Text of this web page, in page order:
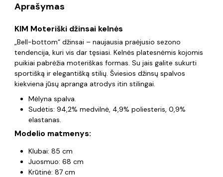
Aprašymas
KIM Moteriški džinsai kelnės
„Bell-bottom“ džinsai – naujausia praėjusio sezono
tendencija, kuri vis dar tęsiasi. Kelnės platesnėmis kojomis
puikiai pabrėžia moteriškas formas. Su jais galite sukurti
sportišką ir elegantišką stilių. Šviesios džinsų spalvos
kiekviena jūsų apranga atrodys itin stilingai.
Mėlyna spalva.
Sudėtis: 94,2% medvilnė, 4,9% poliesteris, 0,9%
elastanas.
Modelio matmenys:
Klubai: 85 cm
Juosmuo: 68 cm
Krūtinė: 87 cm